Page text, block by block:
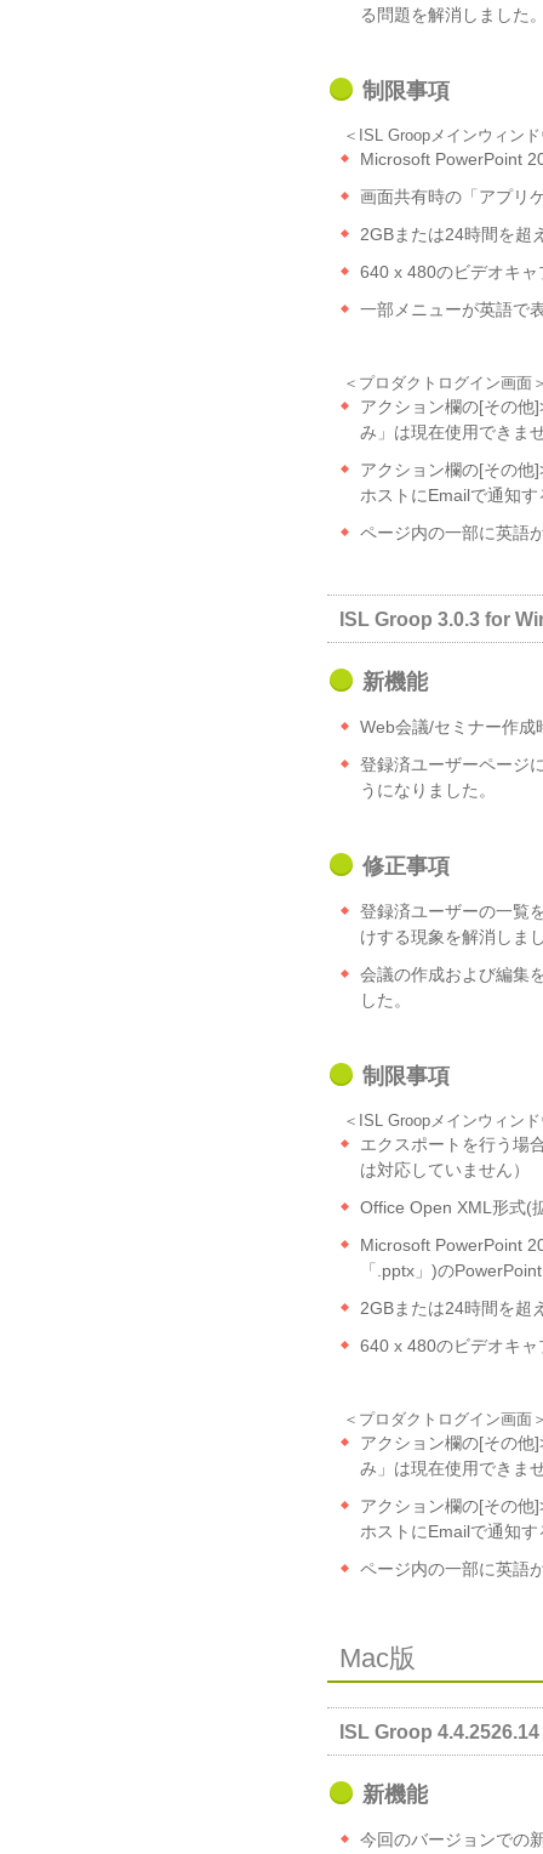
る問題を解消しました
制限事項
＜ISL Groopメインウィンド
Microsoft PowerPoint
画面共有時の「アプリ
2GBまたは24時間を超
640 x 480のビデオキ
一部メニューが英語で
＜プロダクトログイン画面
アクション欄の[その他
み」は現在使用できま
アクション欄の[その他
ホストにEmailで通知
ページ内の一部に英語
ISL Groop 3.0.3 for
新機能
Web会議/セミナー作成
登録済ユーザーページ
うになりました。
修正事項
登録済ユーザーの一覧
けする現象を解消しま
会議の作成および編集
した。
制限事項
＜ISL Groopメインウィンド
エクスポートを行う場
は対応していません）
Office Open XML形式(
Microsoft PowerPoint
「.pptx」)の
2GBまたは24時間を超
640 x 480のビデオキ
＜プロダクトログイン画面
アクション欄の[その他
み」は現在使用できま
アクション欄の[その他
ホストにEmailで通知
ページ内の一部に英語
Mac版
ISL Groop
新機能
今回のバージョンでの